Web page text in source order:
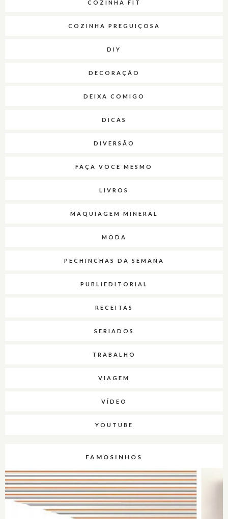
COZINHA FIT
COZINHA PREGUIÇOSA
DIY
DECORAÇÃO
DEIXA COMIGO
DICAS
DIVERSÃO
FAÇA VOCÊ MESMO
LIVROS
MAQUIAGEM MINERAL
MODA
PECHINCHAS DA SEMANA
PUBLIEDITORIAL
RECEITAS
SERIADOS
TRABALHO
VIAGEM
VÍDEO
YOUTUBE
FAMOSINHOS